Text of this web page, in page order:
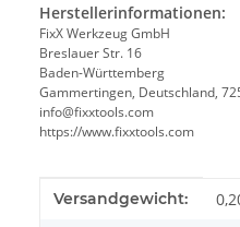
Herstellerinformationen:
FixX Werkzeug GmbH
Breslauer Str. 16
Baden-Württemberg
Gammertingen, Deutschland,
info@fixxtools.com
https://www.fixxtools.com
Produkteigenschaft
Wert
Versandgewicht: